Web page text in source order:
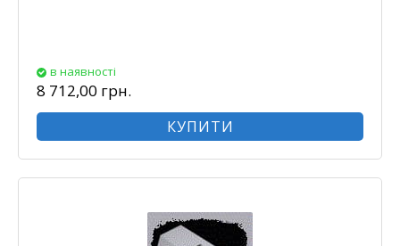
в наявності
8 712,00 грн.
КУПИТИ